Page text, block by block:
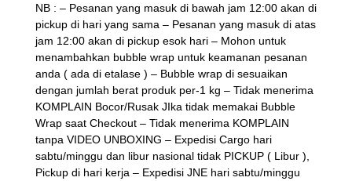
NB : – Pesanan yang masuk di bawah jam 12:00 akan di
pickup di hari yang sama – Pesanan yang masuk di atas
jam 12:00 akan di pickup esok hari – Mohon untuk
menambahkan bubble wrap untuk keamanan pesanan
anda ( ada di etalase ) – Bubble wrap di sesuaikan
dengan jumlah berat produk per-1 kg – Tidak menerima
KOMPLAIN Bocor/Rusak JIka tidak memakai Bubble
Wrap saat Checkout – Tidak menerima KOMPLAIN
tanpa VIDEO UNBOXING – Expedisi Cargo hari
sabtu/minggu dan libur nasional tidak PICKUP ( Libur ),
Pickup di hari kerja – Expedisi JNE hari sabtu/minggu